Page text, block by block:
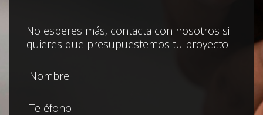
No esperes más, contacta con nosotros si
quieres que presupuestemos tu proyecto